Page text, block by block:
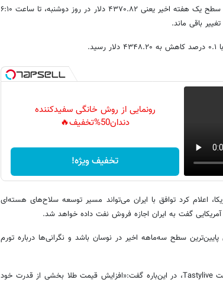
قیمت هر اونس طلا پس از رسیدن به بالاترین سطح یک هفته اخیر یعنی ۴۳۷۰.۸۲ دلار در روز دوشنبه، تا ساعت ۶:۱۰
رونمایی از روش خانگی سفیدکننده
دندان50%تخفیف🔥
تخفیف ویژه!
اعلام کرد توافق با ایران می‌تواند مسیر توسعه سلاح‌های هسته‌ای
گفت به ایران اجازه فروش نفت داده خواهد شد.
سطح سه‌ماهه اخیر در نوسان باشد و نگرانی‌ها درباره تورم
ایلیا اسپیواک، مدیر بخش کلان جهانی در شرکت Tastylive، در این‌باره گفت:«افزایش قیمت طلا بخشی از قدرت خود